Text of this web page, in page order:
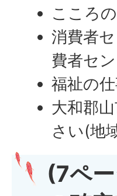
こころ
消費者
費者セ
福祉の
大和郡
さい(地
(7ペ